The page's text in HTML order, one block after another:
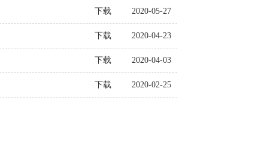
下载 2020-05-27
下载 2020-04-23
下载 2020-04-03
下载 2020-02-25